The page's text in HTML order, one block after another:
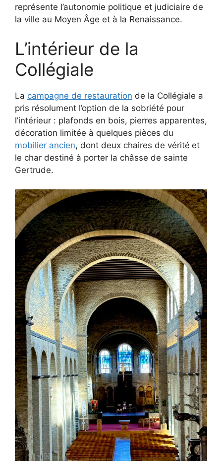
représente l’autonomie politique et judiciaire de
la ville au Moyen Âge et à la Renaissance.
L’intérieur de la
Collégiale
La campagne de restauration de la Collégiale a
pris résolument l’option de la sobriété pour
l’intérieur : plafonds en bois, pierres apparentes,
décoration limitée à quelques pièces du
mobilier ancien, dont deux chaires de vérité et
le char destiné à porter la châsse de sainte
Gertrude.